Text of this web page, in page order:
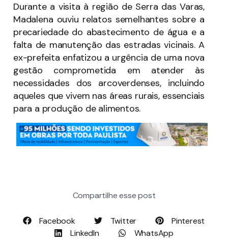
Durante a visita à região de Serra das Varas,
Madalena ouviu relatos semelhantes sobre a
precariedade do abastecimento de água e a
falta de manutenção das estradas vicinais. A
ex-prefeita enfatizou a urgência de uma nova
gestão comprometida em atender às
necessidades dos arcoverdenses, incluindo
aqueles que vivem nas áreas rurais, essenciais
para a produção de alimentos.
Compartilhe esse post
Facebook Twitter
Pinterest
LinkedIn
WhatsApp